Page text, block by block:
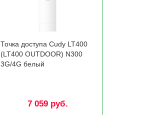
Точка доступа Cudy LT400
(LT400 OUTDOOR) N300
3G/­4G белый
7 059 руб.